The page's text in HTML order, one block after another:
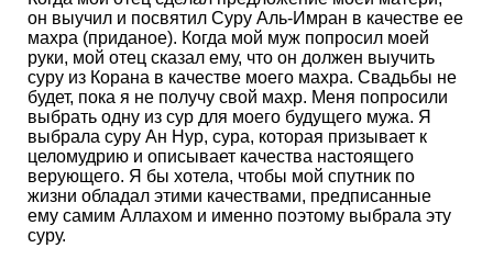
он выучил и посвятил Суру Аль-Имран в качестве ее
махра (приданое). Когда мой муж попросил моей
руки, мой отец сказал ему, что он должен выучить
суру из Корана в качестве моего махра. Свадьбы не
будет, пока я не получу свой ​​махр. Меня попросили
выбрать одну из сур для моего будущего мужа. Я
выбрала суру Ан Нур, сура, которая призывает к
целомудрию и описывает качества настоящего
верующего. Я бы хотела, чтобы мой спутник по
жизни обладал этими качествами, предписанные
ему самим Аллахом и именно поэтому выбрала эту
суру.